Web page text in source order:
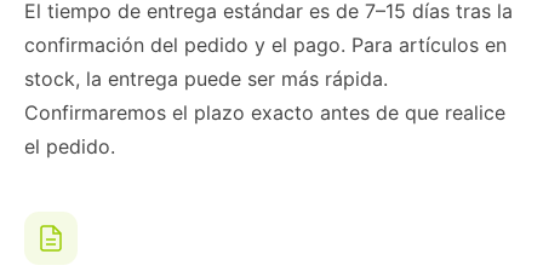
El tiempo de entrega estándar es de 7–15 días tras la
confirmación del pedido y el pago. Para artículos en
stock, la entrega puede ser más rápida.
Confirmaremos el plazo exacto antes de que realice
el pedido.